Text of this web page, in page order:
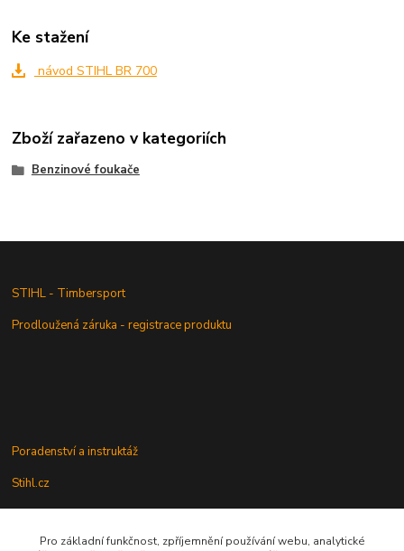
Ke stažení
návod STIHL BR 700
Zboží zařazeno v kategoriích
Benzinové foukače
STIHL - Timbersport
Prodloužená záruka - registrace produktu
Poradenství a instruktáž
Stihl.cz
Údržba a servis
Pro základní funkčnost, zpříjemnění používání webu, analytické